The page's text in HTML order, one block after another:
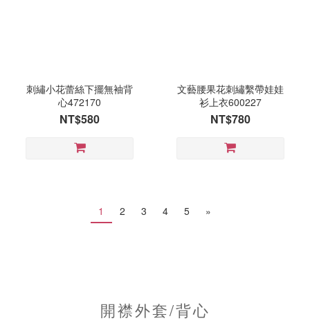
刺繡小花蕾絲下擺無袖背
心472170
NT$580
文藝腰果花刺繡繫帶娃娃
衫上衣600227
NT$780
1 2 3 4 5 »
開襟外套/背心